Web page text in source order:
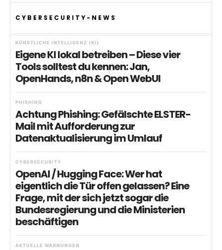
CYBERSECURITY-NEWS
KÜNSTLICHE INTELLIGENZ (KI)
Eigene KI lokal betreiben – Diese vier
Tools solltest du kennen: Jan,
OpenHands, n8n & Open WebUI
PHISHING
Achtung Phishing: Gefälschte ELSTER-
Mail mit Aufforderung zur
Datenaktualisierung im Umlauf
CYBERSECURITY
OpenAI / Hugging Face: Wer hat
eigentlich die Tür offen gelassen? Eine
Frage, mit der sich jetzt sogar die
Bundesregierung und die Ministerien
beschäftigen
AKTUELLE WARNUNGEN